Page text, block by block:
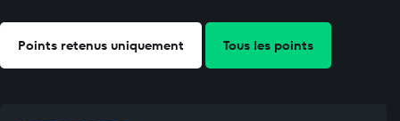
Points retenus uniquement Tous les points